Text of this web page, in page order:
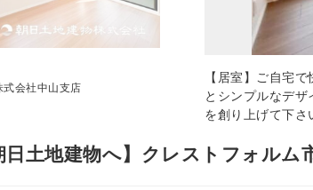
【居室】ご自宅
とシンプルなデザ
を創り上げて下さ
会社中山支店
日土地建物へ】クレストフォルム